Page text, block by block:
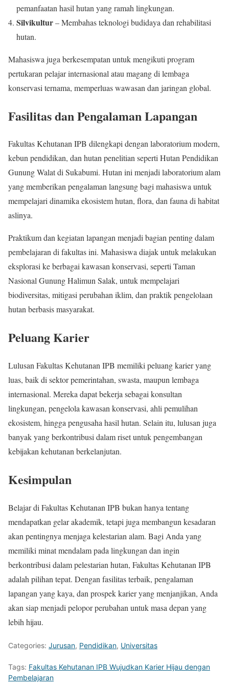
pemanfaatan hasil hutan yang ramah lingkungan.
Silvikultur– Membahas teknologi budidaya dan rehabilitasi
hutan.
Mahasiswa juga berkesempatan untuk mengikuti program
pertukaran pelajar internasional atau magang di lembaga
konservasi ternama, memperluas wawasan dan jaringan global.
Fasilitas dan Pengalaman Lapangan
Fakultas Kehutanan IPB dilengkapi dengan laboratorium modern,
kebun pendidikan, dan hutan penelitian seperti Hutan Pendidikan
Gunung Walat di Sukabumi. Hutan ini menjadi laboratorium alam
yang memberikan pengalaman langsung bagi mahasiswa untuk
mempelajari dinamika ekosistem hutan, flora, dan fauna di habitat
aslinya.
Praktikum dan kegiatan lapangan menjadi bagian penting dalam
pembelajaran di fakultas ini. Mahasiswa diajak untuk melakukan
eksplorasi ke berbagai kawasan konservasi, seperti Taman
Nasional Gunung Halimun Salak, untuk mempelajari
biodiversitas, mitigasi perubahan iklim, dan praktik pengelolaan
hutan berbasis masyarakat.
Peluang Karier
Lulusan Fakultas Kehutanan IPB memiliki peluang karier yang
luas, baik di sektor pemerintahan, swasta, maupun lembaga
internasional. Mereka dapat bekerja sebagai konsultan
lingkungan, pengelola kawasan konservasi, ahli pemulihan
ekosistem, hingga pengusaha hasil hutan. Selain itu, lulusan juga
banyak yang berkontribusi dalam riset untuk pengembangan
kebijakan kehutanan berkelanjutan.
Kesimpulan
Belajar di Fakultas Kehutanan IPB bukan hanya tentang
mendapatkan gelar akademik, tetapi juga membangun kesadaran
akan pentingnya menjaga kelestarian alam. Bagi Anda yang
memiliki minat mendalam pada lingkungan dan ingin
berkontribusi dalam pelestarian hutan, Fakultas Kehutanan IPB
adalah pilihan tepat. Dengan fasilitas terbaik, pengalaman
lapangan yang kaya, dan prospek karier yang menjanjikan, Anda
akan siap menjadi pelopor perubahan untuk masa depan yang
lebih hijau.
Categories: Jurusan, Pendidikan, Universitas
Tags: Fakultas Kehutanan IPB Wujudkan Karier Hijau dengan
Pembelajaran